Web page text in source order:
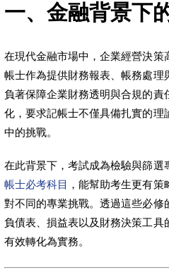
一、金融背景下
在現代金融市場中，企業經營決
帳士作為提供財務報表、帳務處理
負著保障企業財務透明與合規的
化，要求記帳士不僅具備扎實的
中的挑戰。
在此背景下，考試成為檢驗與篩選
帳士必考科目 ，能幫助考生更有
對不同的專業挑戰。透過這些必
負債表、損益表以及財務決策工
有效轉化為實務。